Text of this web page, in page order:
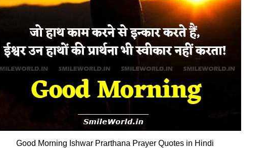
Good Morning Ishwar Prarthana Prayer Quotes in Hindi